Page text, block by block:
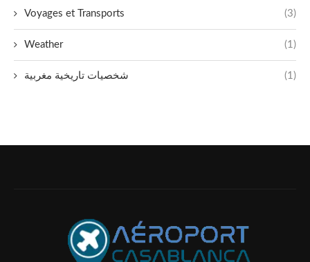
Voyages et Transports (3)
Weather (1)
شخصيات تاريخية مغربية (1)